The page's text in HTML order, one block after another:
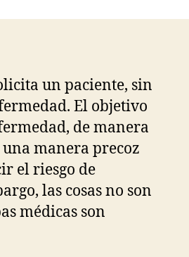
tir
debo
un paciente, sin
El objetivo
de manera
una manera precoz
el riesgo de
las cosas no son
médicas son